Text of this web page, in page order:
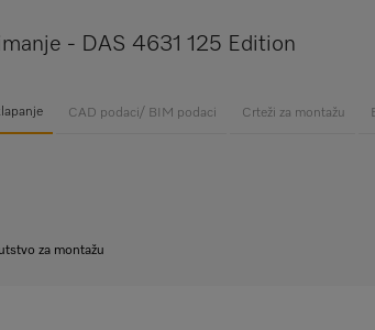
- DAS 4631 125 Edition
CAD podaci/ BIM podaci Crteži za montažu
za montažu